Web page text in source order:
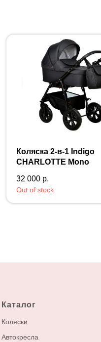
Коляска 2-в-1 Indigo
CHARLOTTE Mono
32 000 р.
Out of stock
Каталог
Коляски
Автокресла